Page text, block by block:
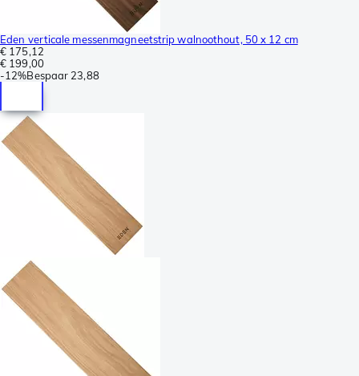
Eden verticale messenmagneetstrip walnoothout, 50 x 12 cm
€ 175,12
€ 199,00
-12%Bespaar 23,88